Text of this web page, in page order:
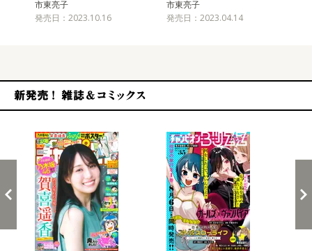
市東亮子
発売日：2023.10.16
市東亮子
発売日：2023.04.14